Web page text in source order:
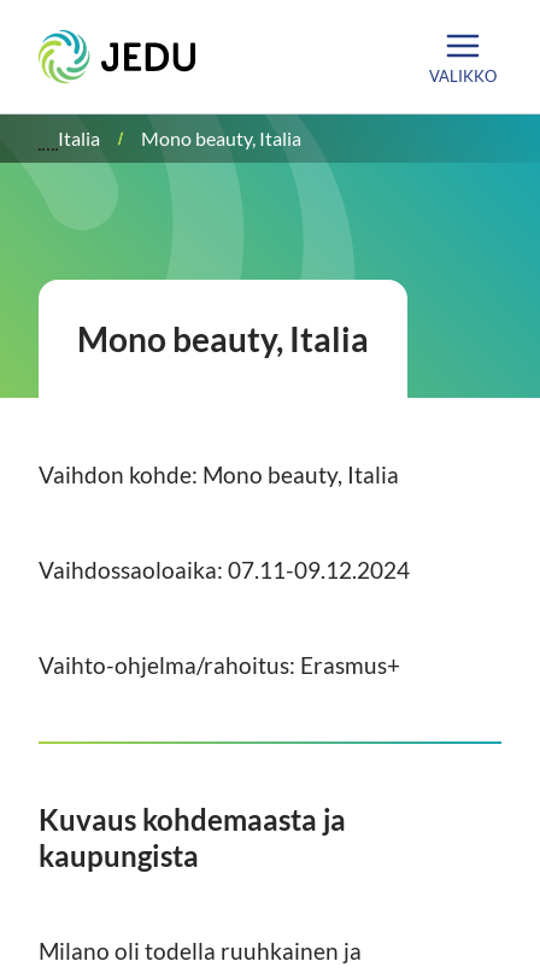
sisältöön
Etusivu
VALIKKO
Italia Mono beauty, Italia
Mono beauty, Italia
Vaihdon kohde: Mono beauty, Italia
Vaihdossaoloaika: 07.11-09.12.2024
Vaihto-ohjelma/rahoitus: Erasmus+
Kuvaus kohdemaasta ja
kaupungista
Milano oli todella ruuhkainen ja